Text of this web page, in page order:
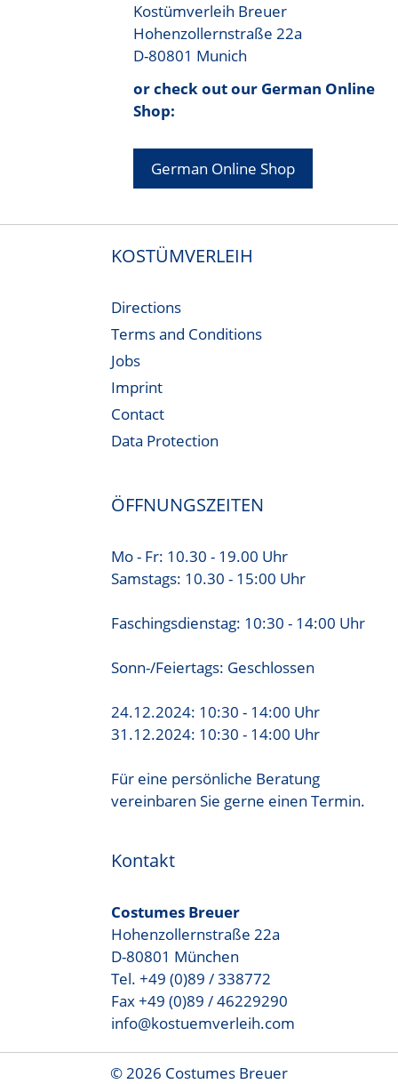
Kostümverleih Breuer
Hohenzollernstraße 22a
D-80801 Munich
or check out our German Online
Shop:
German Online Shop
KOSTÜMVERLEIH
Directions
Terms and Conditions
Jobs
Imprint
Contact
Data Protection
ÖFFNUNGSZEITEN
Mo - Fr: 10.30 - 19.00 Uhr
Samstags: 10.30 - 15:00 Uhr
Faschingsdienstag: 10:30 - 14:00 Uhr
Sonn-/Feiertags: Geschlossen
24.12.2024: 10:30 - 14:00 Uhr
31.12.2024: 10:30 - 14:00 Uhr
Für eine persönliche Beratung
vereinbaren Sie gerne einen Termin.
Kontakt
Costumes Breuer
Hohenzollernstraße 22a
D-80801 München
Tel. +49 (0)89 / 338772
Fax +49 (0)89 / 46229290
info@kostuemverleih.com
© 2026 Costumes Breuer